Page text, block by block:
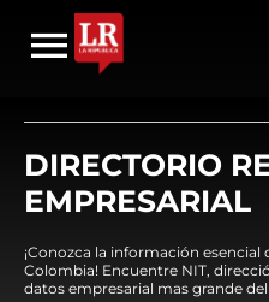
DIRECTORIO
EMPRESARIAL
¡Conozca la información
Colombia! Encuentre NIT,
datos empresarial mas grande del